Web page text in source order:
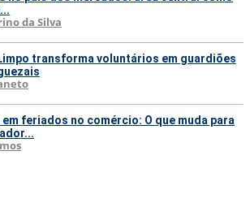
da Silva
transforma voluntários em guardiões
feriados no comércio: O que muda para